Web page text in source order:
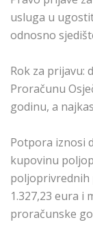
usluga u
odnosno
Rok za prijavu:
Proračunu
godinu, a
Potpora iznosi
kupovinu
poljoprivrednih
1.327,23 eura i
proračunske